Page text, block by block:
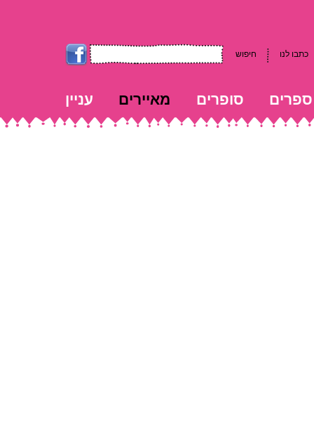
חיפוש כתבו לנו
ספרים סופרים מאיירים עניין